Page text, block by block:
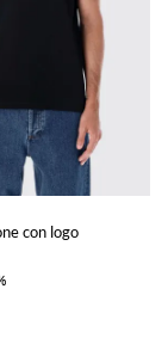
e colletto a punta
con logo